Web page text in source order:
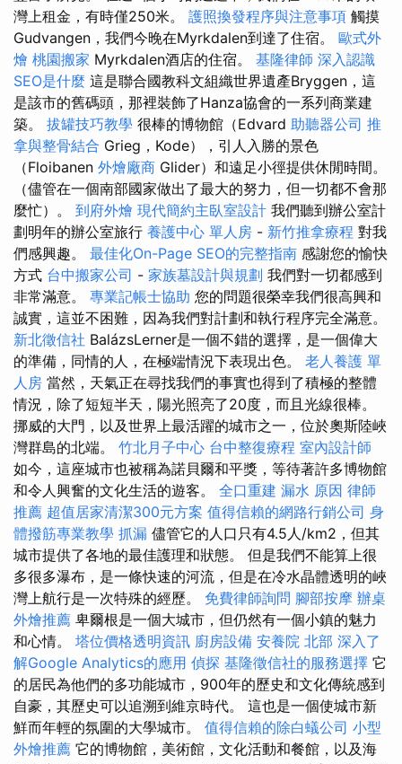
灣上租金，有時僅250米。 護照換發程序與注意事項 觸摸
Gudvangen，我們今晚在Myrkdalen到達了住宿。 歐式外
燴 桃園搬家 Myrkdalen酒店的住宿。 基隆律師 深入認識
SEO是什麼 這是聯合國教科文組織世界遺產Bryggen，這
是該市的舊碼頭，那裡裝飾了Hanza協會的一系列商業建
築。 拔罐技巧教學 很棒的博物館（Edvard 助聽器公司 推
拿與整骨結合 Grieg，Kode），引人入勝的景色
（Floibanen 外燴廠商 Glider）和遠足小徑提供休閒時間。
（儘管在一個南部國家做出了最大的努力，但一切都不會那
麼忙）。 到府外燴 現代簡約主臥室設計 我們聽到辦公室計
劃明年的辦公室旅行 養護中心 單人房 - 新竹推拿療程 對我
們感興趣。 最佳化On-Page SEO的完整指南 感謝您的愉快
方式 台中搬家公司 - 家族墓設計與規劃 我們對一切都感到
非常滿意。 專業記帳士協助 您的問題很榮幸我們很高興和
誠實，這並不困難，因為我們對計劃和執行程序完全滿意。
新北徵信社 BalázsLerner是一個不錯的選擇，是一個偉大
的準備，同情的人，在極端情況下表現出色。 老人養護 單
人房 當然，天氣正在尋找我們的事實也得到了積極的整體
情況，除了短短半天，陽光照亮了20度，而且光線很棒。
挪威的大門，以及世界上最活躍的城市之一，位於奧斯陸峽
灣群島的北端。 竹北月子中心 台中整復療程 室內設計師
如今，這座城市也被稱為諾貝爾和平獎，等待著許多博物館
和令人興奮的文化生活的遊客。 全口重建 漏水 原因 律師
推薦 超值居家清潔300元方案 值得信賴的網路行銷公司 身
體撥筋專業教學 抓漏 儘管它的人口只有4.5人/km2，但其
城市提供了各地的最佳護理和狀態。 但是我們不能算上很
多很多瀑布，是一條快速的河流，但是在冷水晶體透明的峽
灣上航行是一次特殊的經歷。 免費律師詢問 腳部按摩 辦桌
外燴推薦 卑爾根是一個大城市，但仍然有一個小鎮的魅力
和心情。 塔位價格透明資訊 廚房設備 安養院 北部 深入了
解Google Analytics的應用 偵探 基隆徵信社的服務選擇 它
的居民為他們的多功能城市，900年的歷史和文化傳統感到
自豪，其歷史可以追溯到維京時代。 這也是一個使城市新
鮮而年輕的氛圍的大學城市。 值得信賴的除白蟻公司 小型
外燴推薦 它的博物館，美術館，文化活動和餐館，以及海